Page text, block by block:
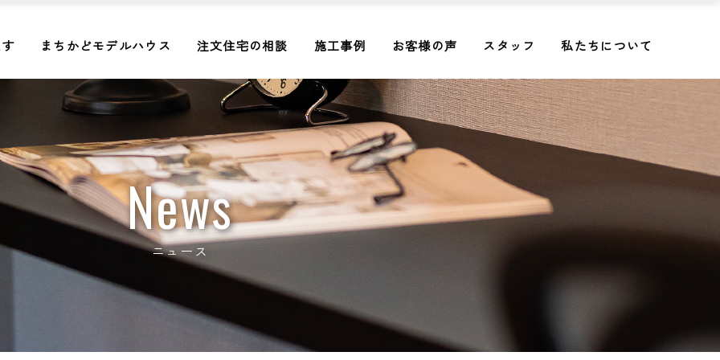
まちかどモデルハウス 注文住宅の相談 施工事例 お客様の声 スタッフ 私たちについて
News
ニュース